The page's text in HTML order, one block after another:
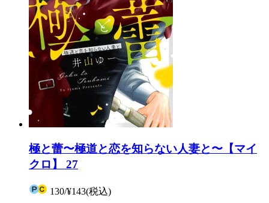
極と蕾〜極道と恋を知らない人妻と〜【マイ
クロ】 27
130/¥143(税込)